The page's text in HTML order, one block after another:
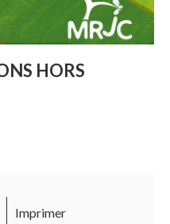
HORS
Twitter
Imprimer